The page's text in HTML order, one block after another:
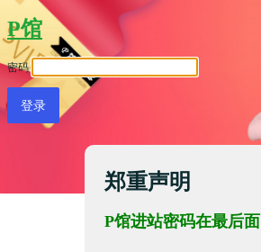
P馆
密码
郑重声明
P馆进站密码在最后面